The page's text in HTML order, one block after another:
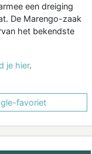
een dreiging
De Marengo-zaak
het bekendste
je hier.
favoriet